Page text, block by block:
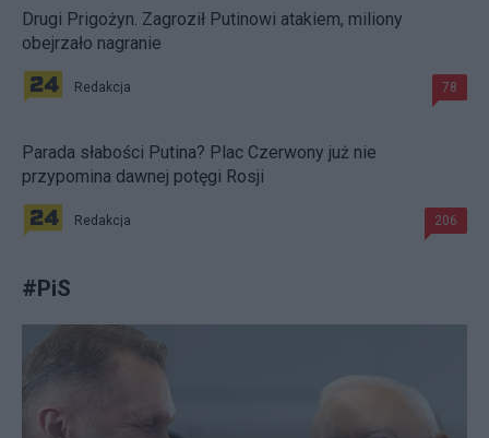
Drugi Prigożyn. Zagroził Putinowi atakiem, miliony
obejrzało nagranie
Redakcja 78
Parada słabości Putina? Plac Czerwony już nie
przypomina dawnej potęgi Rosji
Redakcja 206
#PiS